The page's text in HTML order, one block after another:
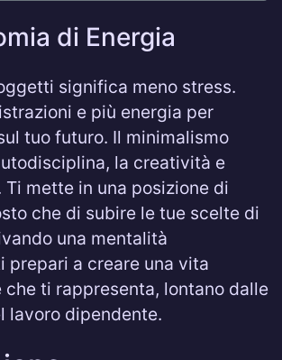
di Energia
significa meno stress.
e più energia per
tuo futuro. Il minimalismo
la creatività e
Ti mette in una posizione di
che di subire le tue scelte di
una mentalità
prepari a creare una vita
che ti rappresenta, lontano dalle
lavoro dipendente.